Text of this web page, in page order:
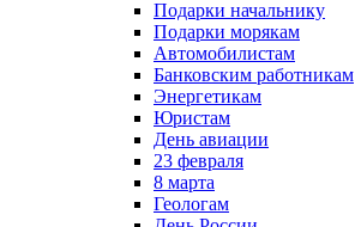
Подарки начальнику
Подарки морякам
Автомобилистам
Банковским работникам
Энергетикам
Юристам
День авиации
23 февраля
8 марта
Геологам